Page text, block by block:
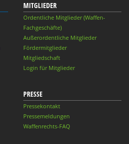
MITGLIEDER
Ordentliche Mitglieder (Waffen-
Fachgeschäfte)
Außerordentliche Mitglieder
Fördermitglieder
Mitgliedschaft
Login für Mitglieder
PRESSE
Pressekontakt
Pressemeldungen
Waffenrechts-FAQ